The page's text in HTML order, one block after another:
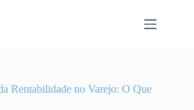
Rentabilidade no Varejo: O Que